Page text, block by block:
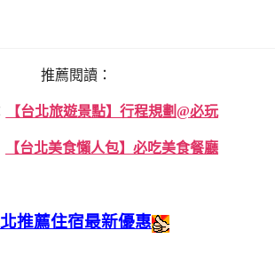
推薦閱讀：
【台北旅遊景點】行程規劃@必玩
【台北美食懶人包】必吃美食餐廳
推薦住宿最新優惠